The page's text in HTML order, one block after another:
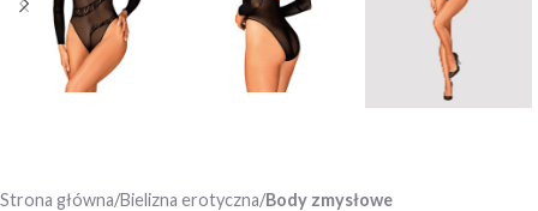
Strona główna Bielizna erotyczna Body zmysłowe